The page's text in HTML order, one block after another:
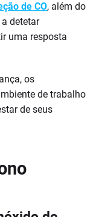
de CO, além do
detetar
uma resposta
os
de trabalho
de seus